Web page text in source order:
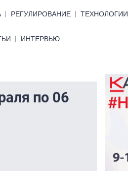
РЕГУЛИРОВАНИЕ ТЕХНОЛОГИИ
ИНТЕРВЬЮ
по 06